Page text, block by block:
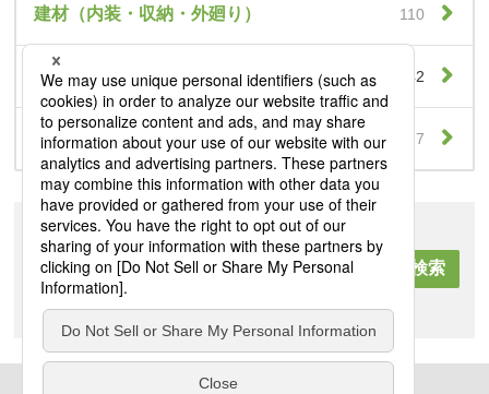
建材（内装・収納・外廻り） 110
リンク機能付きカタログ 42
新商品速報 7
キーワード検索
全て 現在のカテゴリから